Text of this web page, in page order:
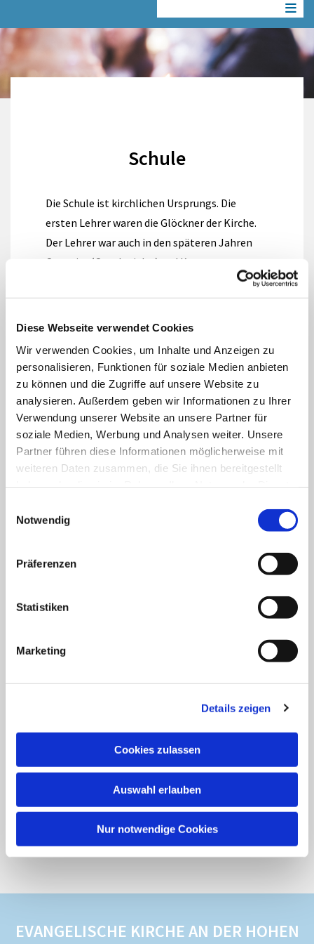
Diese Webseite verwendet Cookies
Wir verwenden Cookies, um Inhalte und Anzeigen zu
personalisieren, Funktionen für soziale Medien anbieten
zu können und die Zugriffe auf unsere Website zu
analysieren. Außerdem geben wir Informationen zu Ihrer
Verwendung unserer Website an unsere Partner für
soziale Medien, Werbung und Analysen weiter. Unsere
Partner führen diese Informationen möglicherweise mit
weiteren Daten zusammen, die Sie ihnen bereitgestellt
Notwendig
Präferenzen
Statistiken
Marketing
Details zeigen
Cookies zulassen
Auswahl erlauben
Nur notwendige Cookies
Schule
Die Schule ist kirchlichen Ursprungs. Die
ersten Lehrer waren die Glöckner der Kirche.
Der Lehrer war auch in den späteren Jahren
Organist (Orgelspieler) und Kantor
(Chorleiter). Die erste Schule war neben der
Kirche, ein Fachwerkhaus mit der
Hausnummer Hauptstraße 4.
Im Jahre 1848 wurde ein weiteres Grundstück
hinzu erworben und das heute noch
vorhandene Gebäude für vier Klassen und vier
Lehrer im Jahre 1853 errichtet. Die Kirche
hatte die Schulaufsicht, der Pfarrer war der
Lokalschulinspektor. Schule und Kirche
Die Schüler besuchten unter Aufsicht der
Chor im Gottesdienst und zu
Kirche und Schule getrennt, die Mitarbeit der
Die Schule in der Klosterhofstraße 4 wird 1905
erbaut und 1911 erweitert.
Am 11. Dezember 1954 wird der Schulneubau
an der Sandgasse eingeweiht (heute: Bauamt),
die Fritz-Schubert-Schule gibt es seit 1966.
EVANGELISCHE KIRCHE AN DER HOHEN